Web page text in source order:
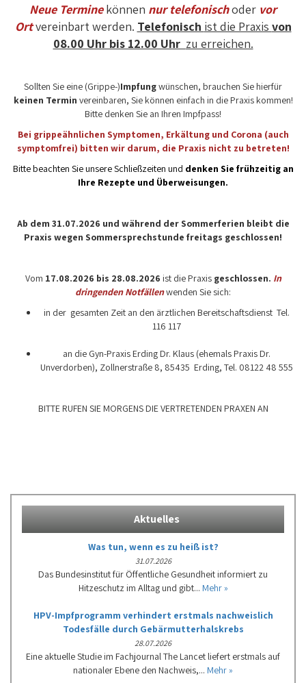
Neue Termine können nur telefonischoder vor
Ortvereinbart werden. Telefonisch ist die Praxis von
08.00 Uhr bis 12.00 Uhr zu erreichen.
Sollten Sie eine (Grippe-)Impfungwünschen, brauchen Sie hierfür
keinen Termin vereinbaren, Sie können einfach in die Praxis kommen!
Bitte denken Sie an Ihren Impfpass!
Bei grippeähnlichen Symptomen, Erkältung und Corona (auch
symptomfrei) bitten wir darum, die Praxis nicht zu betreten!
Bitte beachten Sie unsere Schließzeiten und denken Sie frühzeitig an
Ihre Rezepte und Überweisungen.
Ab dem 31.07.2026 und während der Sommerferien bleibt die
Praxis wegen Sommersprechstunde freitags geschlossen!
Vom 17.08.2026 bis 28.08.2026 ist die Praxis geschlossen. In
dringenden Notfällenwenden Sie sich:
in der gesamten Zeit an den ärztlichen Bereitschaftsdienst Tel.
116 117
an die Gyn-Praxis Erding Dr. Klaus (ehemals Praxis Dr.
Unverdorben), Zollnerstraße 8, 85435 Erding, Tel. 08122 48 555
BITTE RUFEN SIE MORGENS DIE VERTRETENDEN PRAXEN AN
Aktuelles
Was tun, wenn es zu heiß ist?
31.07.2026
Das Bundesinstitut für Öffentliche Gesundheit informiert zu
Hitzeschutz im Alltag und gibt... Mehr »
HPV-Impfprogramm verhindert erstmals nachweislich
Todesfälle durch Gebärmutterhalskrebs
28.07.2026
Eine aktuelle Studie im Fachjournal The Lancet liefert erstmals auf
nationaler Ebene den Nachweis,... Mehr »